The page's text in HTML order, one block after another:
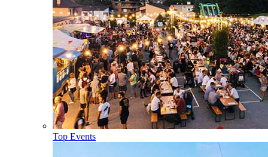
Top Events